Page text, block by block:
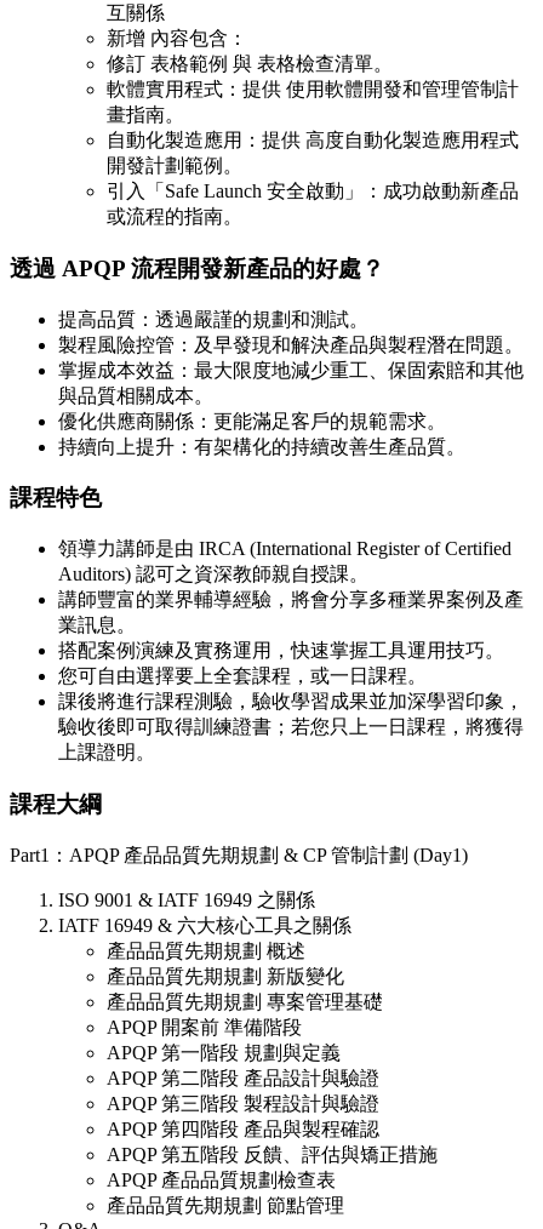
互關係
新增 內容包含：
修訂 表格範例 與 表格檢查清單。
軟體實用程式：提供 使用軟體開發和管理管制計
畫指南。
自動化製造應用：提供 高度自動化製造應用程式
開發計劃範例。
引入「Safe Launch 安全啟動」：成功啟動新產品
或流程的指南。
透過 APQP 流程開發新產品的好處？
提高品質：透過嚴謹的規劃和測試。
製程風險控管：及早發現和解決產品與製程潛在問題。
掌握成本效益：最大限度地減少重工、保固索賠和其他
與品質相關成本。
優化供應商關係：更能滿足客戶的規範需求。
持續向上提升：有架構化的持續改善生產品質。
課程特色
領導力講師是由 IRCA (International Register of Certified
Auditors) 認可之資深教師親自授課。
講師豐富的業界輔導經驗，將會分享多種業界案例及產
業訊息。
搭配案例演練及實務運用，快速掌握工具運用技巧。
您可自由選擇要上全套課程，或一日課程。
課後將進行課程測驗，驗收學習成果並加深學習印象，
驗收後即可取得訓練證書；若您只上一日課程，將獲得
上課證明。
課程大綱
Part1：APQP 產品品質先期規劃 & CP 管制計劃 (Day1)
ISO 9001 & IATF 16949 之關係
IATF 16949 & 六大核心工具之關係
產品品質先期規劃 概述
產品品質先期規劃 新版變化
產品品質先期規劃 專案管理基礎
APQP 開案前 準備階段
APQP 第一階段 規劃與定義
APQP 第二階段 產品設計與驗證
APQP 第三階段 製程設計與驗證
APQP 第四階段 產品與製程確認
APQP 第五階段 反饋、評估與矯正措施
APQP 產品品質規劃檢查表
產品品質先期規劃 節點管理